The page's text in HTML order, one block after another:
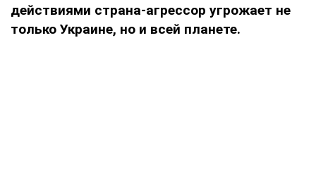
действиями страна-агрессор угрожает не
только Украине, но и всей планете.